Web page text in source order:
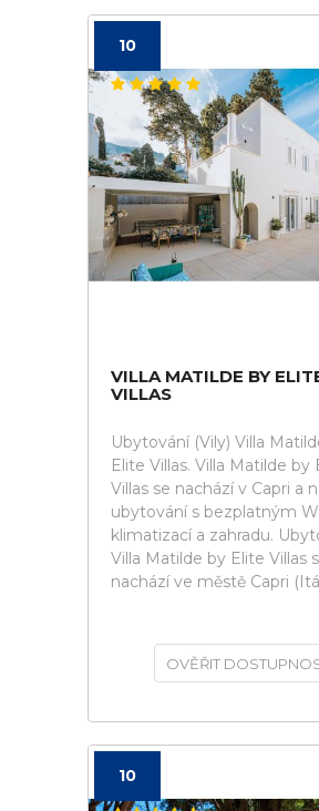
10
VILLA MATILDE BY
VILLAS
Ubytování (Vily) Villa
Elite Villas. Villa Matilde by
Villas se nachází v Capri a
ubytování s bezplatným
klimatizací a zahradu.
Villa Matilde by Elite Villas
nachází ve městě Capri
OVĚŘIT
10